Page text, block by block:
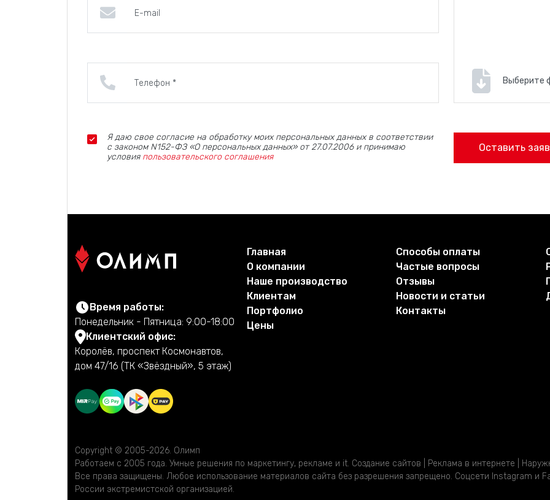
Выберите
Я даю свое согласие на обработку моих персональных данных в соответствии
с законом N152-ФЗ «О персональных данных» от 27.07.2006 и принимаю
условия пользовательского соглашения
Оставить
Время работы:
Понедельник - Пятница: 9:00-18:00
Клиентский офис:
Королёв, проспект Космонавтов,
дом 47/16 (ТК «Звёздный», 5 этаж)
Главная
О компании
Наше производство
Клиентам
Портфолио
Цены
Способы оплаты
Частые вопросы
Отзывы
Новости и статьи
Контакты
Copyright © 2005-2026. Олимп
Работаем с 2005 года. Умные решения по маркетингу, рекламе и it. Создание сайтов | Реклама в интернете |
Все права защищены. Любое использование материалов сайта без разрешения запрещено. Соцсети Instagram и
России экстремистской организацией.